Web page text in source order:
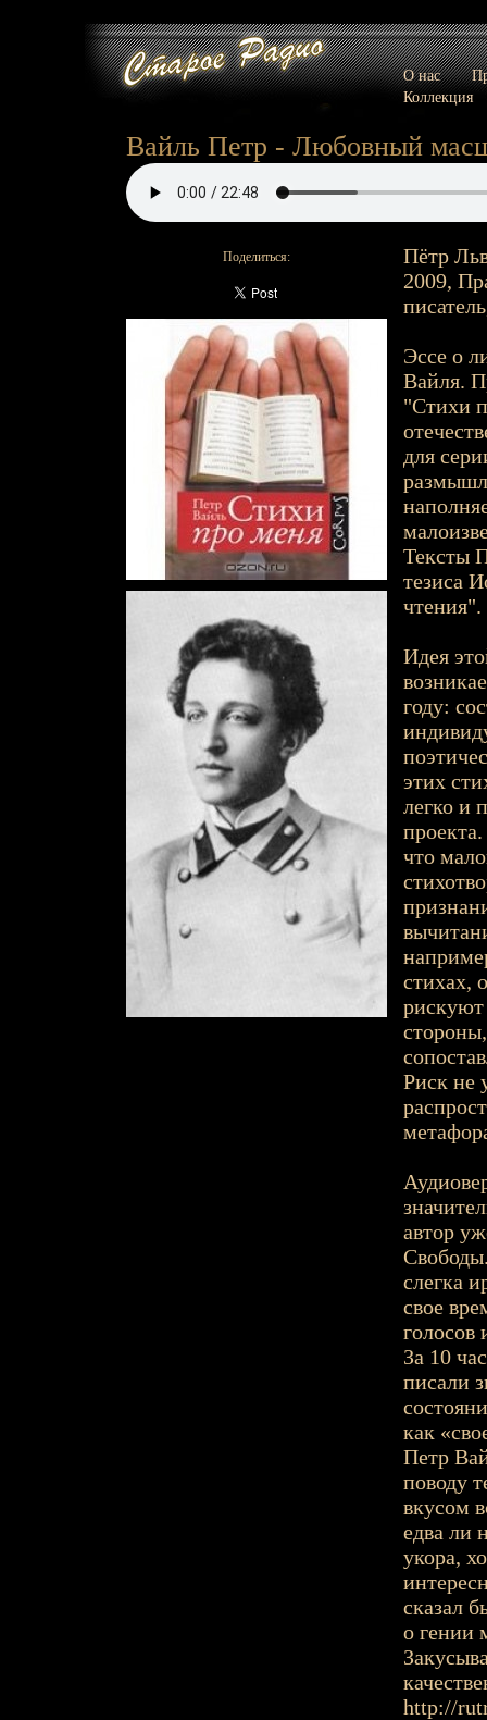
О нас
Коллекция
Вайль Петр - Любовный
Поделиться:
Пётр
2009,
Эссе о
Вайля.
"Стихи
для
Тексты
тезиса
чтения".
Идея
году:
этих
легко и
что
стихах,
рискуют
Риск не
автор
слегка
свое
голосов
За 10
писали
как
Петр
поводу
вкусом
едва ли
укора,
сказал
о гении
http://